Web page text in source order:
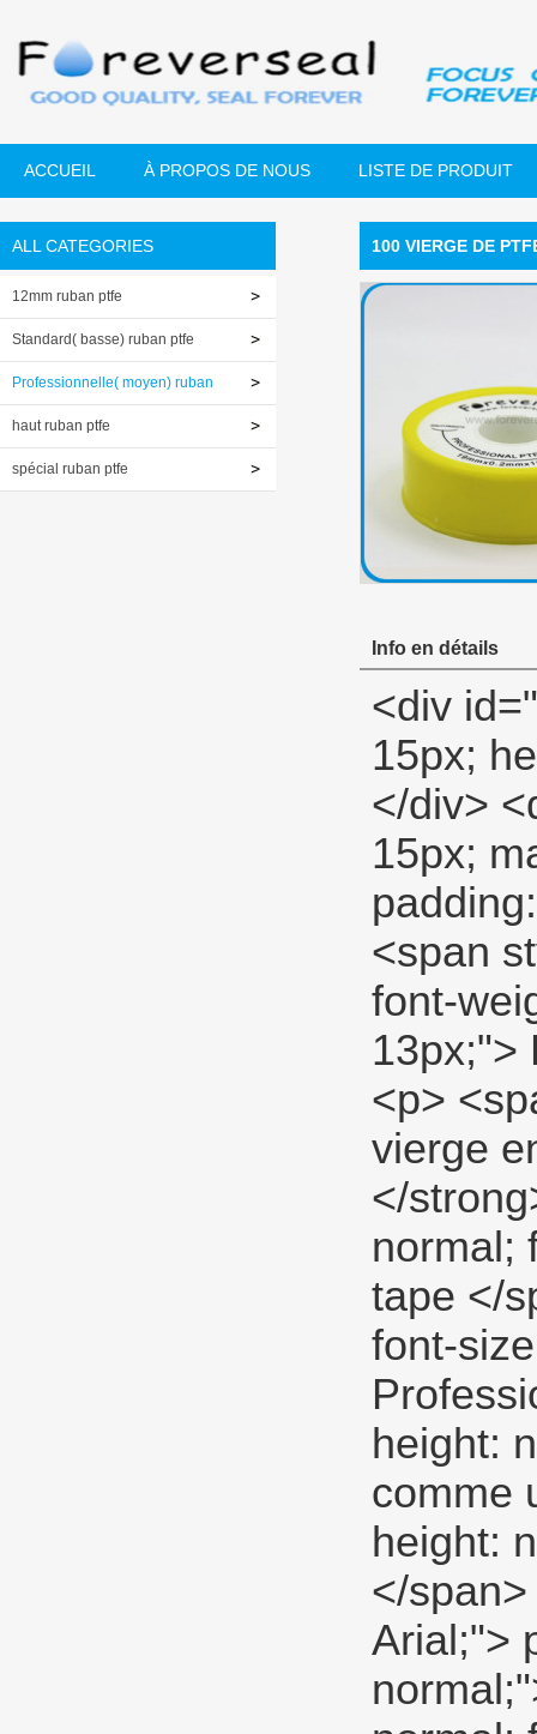
ACCUEIL À PROPOS DE NOUS LISTE DE PRODUIT
ALL CATEGORIES
12mm ruban ptfe
Standard( basse) ruban ptfe
Professionnelle( moyen) ruban
ptfehaut ruban ptfe
spécial ruban ptfe
100 VIERGE DE
Info en détails
<div id="ali-anchor-description" style="margin-top: 15px; height: 22px;" data-section="description">&nbsp;</div> <div id="ali-title-description" style="margin-top: 15px; margin-bottom: 7px;"><div style="height: 13px; padding: 8px 0; border-bottom: 1px solid #ddd;"> <span style="background-color: #ddd; color: #333; font-weight: bold; padding: 8px 15px; line-height: 13px;"> Description du produit </span> </div></div> <p> <span style="font-size: 18px;"> <strong> 100 vierge en PTFE expansé bande d&#39;étanchéité </strong> </span> </p> <p> <span style="line-height: normal; font-size: 14px;"> Professionnel (milieu) PTFE tape </span> </p> <p> <span style="line-height: 21px; font-size: 14px;"> <span style="line-height: normal;"> Professionnel PTFE tape </span> <span style="line-height: normal; font-family: Arial;"> pour être utilisé comme un général-but </span> <span style="line-height: normal;"> pour gaz, eau, huile, air et bas </span> <span style="line-height: normal; font-family: Arial;"> pression </span> <span style="line-height: normal;"> lignes. </span> <span style="line-height: normal; font-family: Arial;"> </span> <span style="line-height: normal;"> </span> </span> </p> <p>&nbsp;</p> <table class="aliDataTable" style="width: 426.1pt; font-family: Verdana, Arial, Helvetica, sans-serif;"><tbody> <tr align="left"> <td style="width: 167.7pt;" rowspan="5" valign="center"><p> <strong> <span style="line-height: 24px; font-family: Arial; font-size: 12pt;"> Spécifications: </span> </strong> </p></td> <td style="width: 258.4pt;" valign="top"><p> <span